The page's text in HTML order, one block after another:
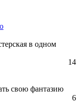
в одном
14
свою фантазию
6